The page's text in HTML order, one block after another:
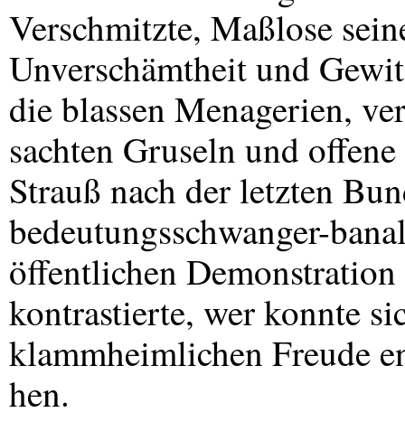
Verschmitzte, Maßlose
Unverschämtheit und
die blassen Menagerien,
sachten Gruseln und
Strauß nach der letzten
bedeutungsschwanger-
öffentlichen
kontrastierte, wer konnte
klammheimlichen Freude
hen.